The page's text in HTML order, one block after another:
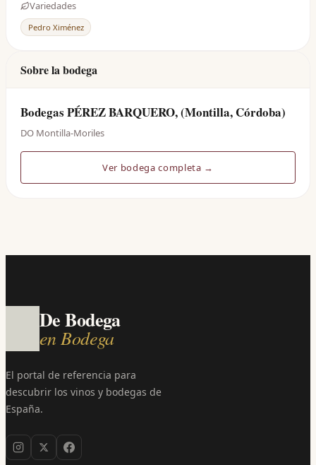
Variedades
Pedro Ximénez
Sobre la bodega
Bodegas PÉREZ BARQUERO, (Montilla, Córdoba)
DO Montilla-Moriles
Ver bodega completa →
De Bodega
en Bodega
El portal de referencia para
descubrir los vinos y bodegas de
España.